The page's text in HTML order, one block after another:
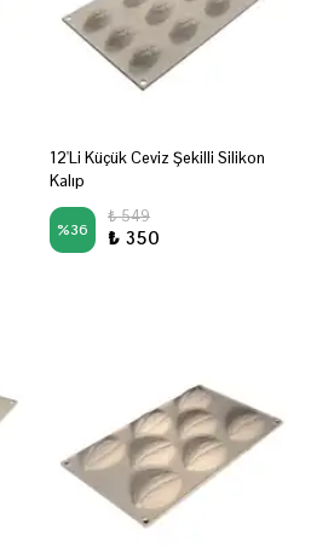
12'Li Küçük Ceviz Şekilli Silikon
Kalıp
%36
₺ 549
₺ 350